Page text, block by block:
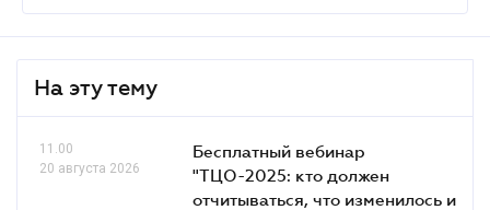
На эту тему
11.00
20 августа 2026
Бесплатный вебинар
"ТЦО-2025: кто должен
отчитываться, что изменилось и